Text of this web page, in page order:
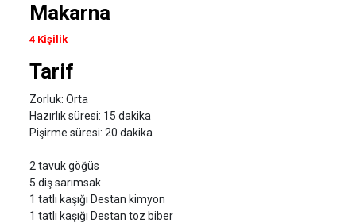
Makarna
4 Kişilik
Tarif
Zorluk: Orta
Hazırlık süresi: 15 dakika
Pişirme süresi: 20 dakika
2 tavuk göğüs
5 diş sarımsak
1 tatlı kaşığı Destan kimyon
1 tatlı kaşığı Destan toz biber